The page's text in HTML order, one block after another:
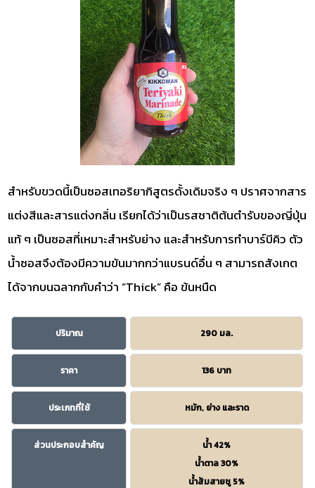
สำหรับขวดนี้เป็นซอสเทอริยากิสูตรดั้งเดิมจริง ๆ ปราศจากสาร
แต่งสีและสารแต่งกลิ่น เรียกได้ว่าเป็นรสชาติต้นตำรับของญี่ปุ่น
แท้ ๆ เป็นซอสที่เหมาะสำหรับย่าง และสำหรับการทำบาร์บีคิว ตัว
น้ำซอสจึงต้องมีความข้นมากกว่าแบรนด์อื่น ๆ สามารถสังเกต
ได้จากบนฉลากกับคำว่า “Thick” คือ ข้นหนืด
ปริมาณ 290 มล.
ราคา 136 บาท
ประเภทที่ใช้ หมัก, ย่าง และราด
ส่วนประกอบสำคัญ
น้ำ 42%
น้ำตาล 30%
น้ำส้มสายชู 5%